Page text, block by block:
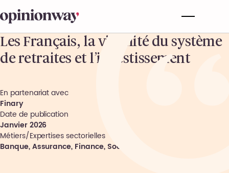
Les Français, la viabilité du système
de retraites et l’investissement
En partenariat avec
Finary
Date de publication
Janvier 2026
Métiers/Expertises sectorielles
Banque, Assurance, Finance, Société